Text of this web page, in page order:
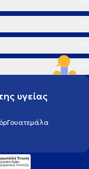
υγείας
Γουατεμάλα